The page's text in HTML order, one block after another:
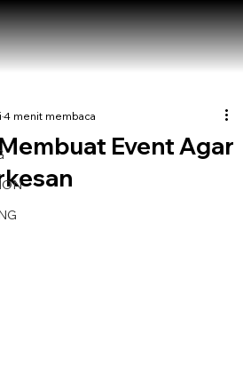
Event Agar
4 menit membaca